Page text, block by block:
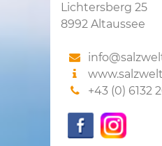
Lichtersberg 25
8992 Altaussee
+43 (0) 6132